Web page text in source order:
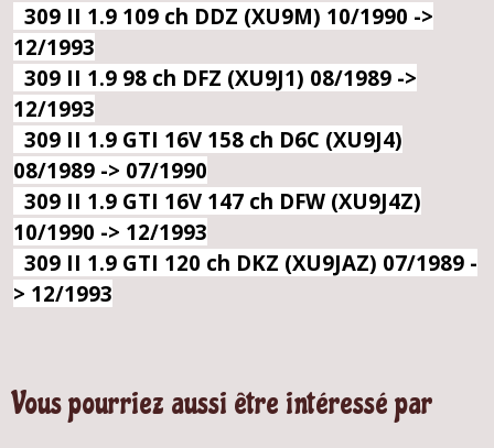
309 II 1.9 109 ch DDZ (XU9M) 10/1990 ->
12/1993
309 II 1.9 98 ch DFZ (XU9J1) 08/1989 ->
12/1993
309 II 1.9 GTI 16V 158 ch D6C (XU9J4)
08/1989 -> 07/1990
309 II 1.9 GTI 16V 147 ch DFW (XU9J4Z)
10/1990 -> 12/1993
309 II 1.9 GTI 120 ch DKZ (XU9JAZ) 07/1989 -
> 12/1993
Vous pourriez aussi être intéressé par